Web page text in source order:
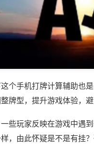
个手机打牌计算辅助也
牌型，提升游戏体验，避
些玩家反映在游戏中遇
，由此怀疑是不是有挂